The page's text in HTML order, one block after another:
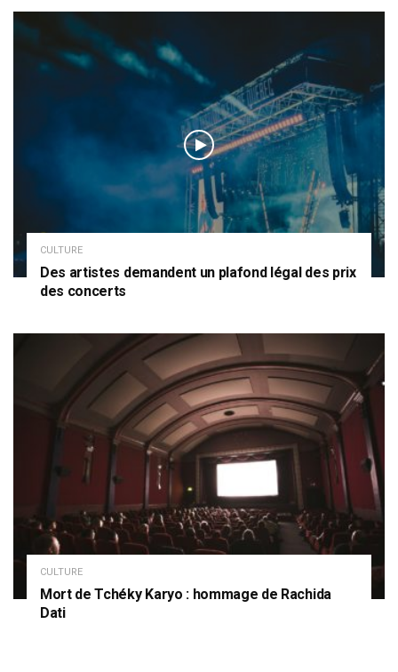
CULTURE
Des artistes demandent un plafond légal des prix
des concerts
CULTURE
Mort de Tchéky Karyo : hommage de Rachida
Dati